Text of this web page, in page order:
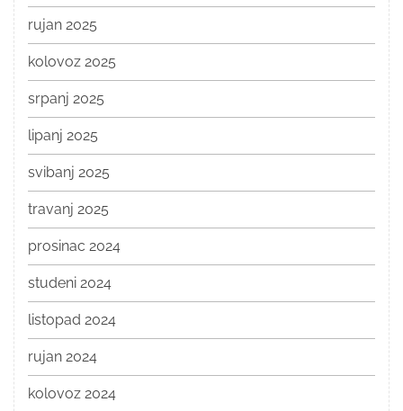
rujan 2025
kolovoz 2025
srpanj 2025
lipanj 2025
svibanj 2025
travanj 2025
prosinac 2024
studeni 2024
listopad 2024
rujan 2024
kolovoz 2024